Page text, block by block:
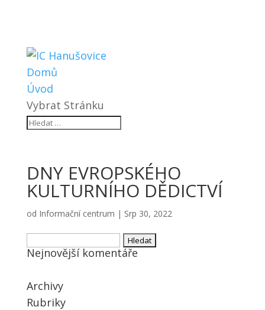
Domů
Úvod
Vybrat Stránku
DNY EVROPSKÉHO
KULTURNÍHO DĚDICTVÍ
od Informační centrum | Srp 30, 2022
Vyhledávání
Nejnovější komentáře
Archivy
Rubriky